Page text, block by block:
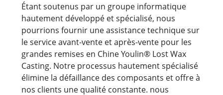
Étant soutenus par un groupe informatique
hautement développé et spécialisé, nous
pourrions fournir une assistance technique sur
le service avant-vente et après-vente pour les
grandes remises en Chine Youlin® Lost Wax
Casting. Notre processus hautement spécialisé
élimine la défaillance des composants et offre à
nos clients une qualité constante. nous